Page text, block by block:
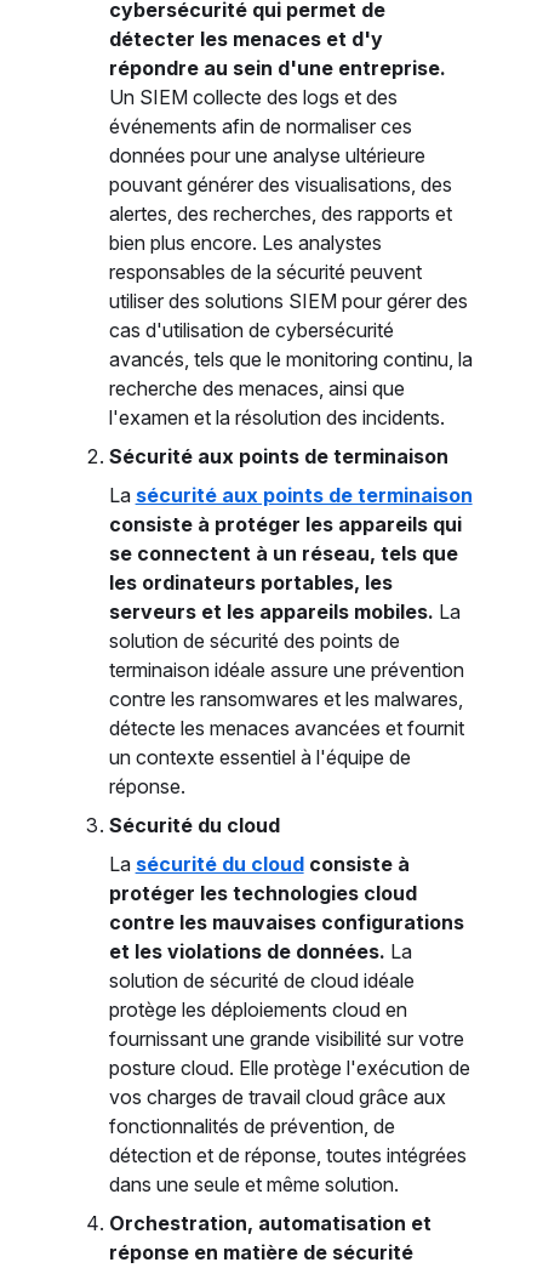
cybersécurité qui permet de
détecter les menaces et d'y
répondre au sein d'une entreprise.
Un SIEM collecte des logs et des
événements afin de normaliser ces
données pour une analyse ultérieure
pouvant générer des visualisations, des
alertes, des recherches, des rapports et
bien plus encore. Les analystes
responsables de la sécurité peuvent
utiliser des solutions SIEM pour gérer des
cas d'utilisation de cybersécurité
avancés, tels que le monitoring continu, la
recherche des menaces, ainsi que
l'examen et la résolution des incidents.
Sécurité aux points de terminaison
La sécurité aux points de terminaison
consiste à protéger les appareils qui
se connectent à un réseau, tels que
les ordinateurs portables, les
serveurs et les appareils mobiles. La
solution de sécurité des points de
terminaison idéale assure une prévention
contre les ransomwares et les malwares,
détecte les menaces avancées et fournit
un contexte essentiel à l'équipe de
réponse.
Sécurité du cloud
La sécurité du cloudconsiste à
protéger les technologies cloud
contre les mauvaises configurations
et les violations de données. La
solution de sécurité de cloud idéale
protège les déploiements cloud en
fournissant une grande visibilité sur votre
posture cloud. Elle protège l'exécution de
vos charges de travail cloud grâce aux
fonctionnalités de prévention, de
détection et de réponse, toutes intégrées
dans une seule et même solution.
Orchestration, automatisation et
réponse en matière de sécurité